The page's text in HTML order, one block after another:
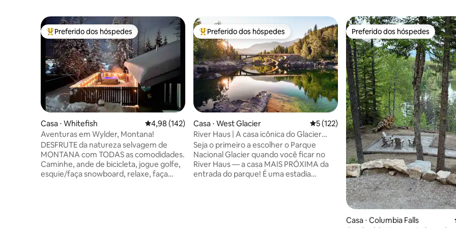
Entre os melhores preferidos dos hóspedes
Preferido dos hóspedes
Casa ⋅ Whitefish 4,98 de uma avaliação média de 5, 142 avaliações
4,98 (142)
Aventuras em Wylder, Montana!
DESFRUTE da natureza selvagem de
MONTANA com TODAS as comodidades.
Caminhe, ande de bicicleta, jogue golfe,
esquie/faça snowboard, relaxe, faça
Entre os melhores preferidos dos hóspedes
Preferido dos hóspedes
Casa ⋅ West Glacier 5 de uma avaliação média de 5, 122
5 (122)
River Haus | A casa icônica do Glacier
Park
Seja o primeiro a escolher o Parque
Nacional Glacier quando você ficar no
River Haus — a casa MAIS PRÓXIMA da
entrada do parque! É uma estadia
Preferido dos hóspedes
Preferido dos hóspedes
Casa ⋅ Columbia Falls